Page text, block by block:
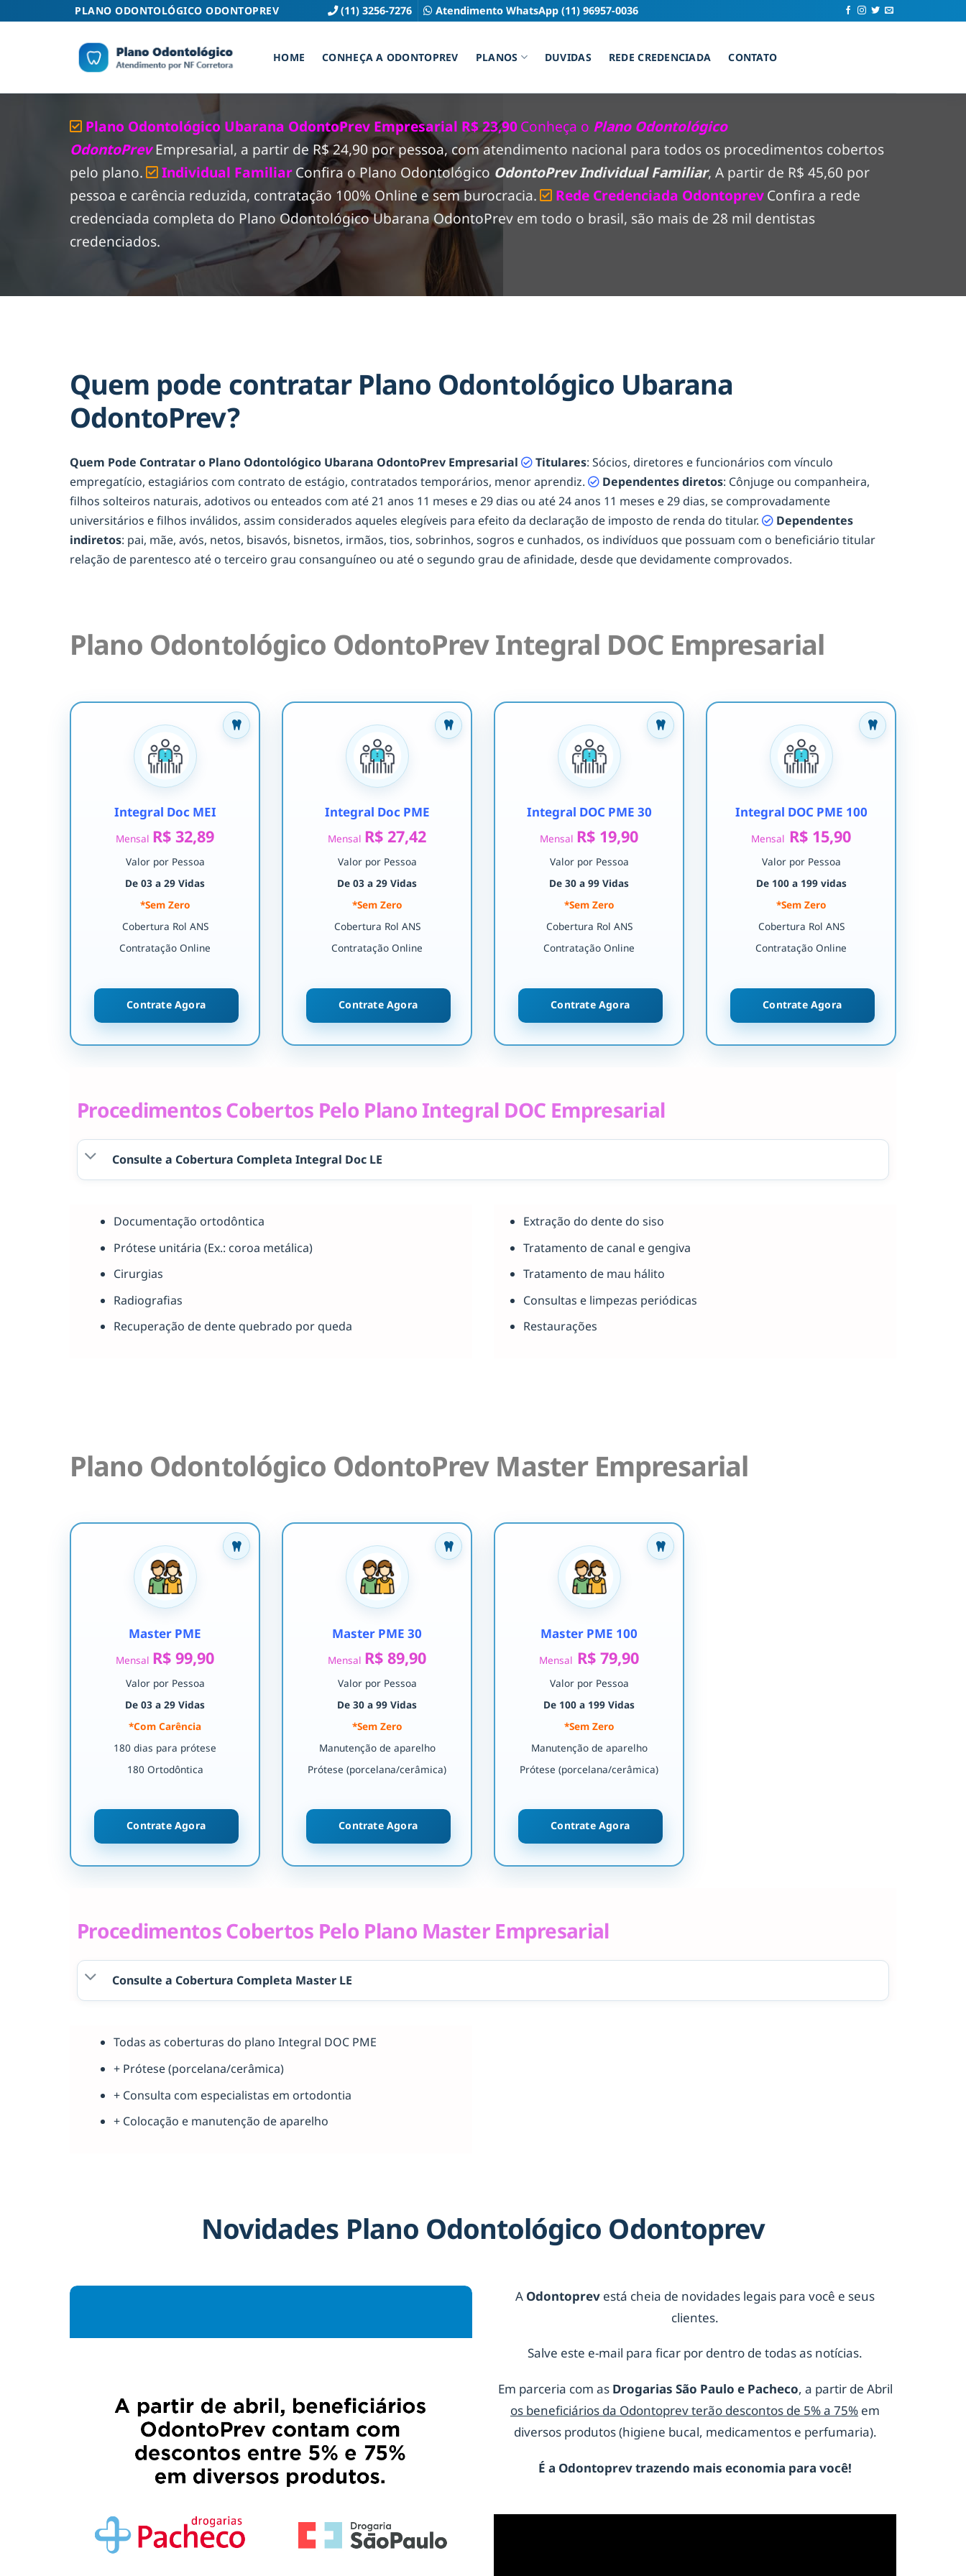
PLANO ODONTOLÓGICO ODONTOPREV (11) 3256-7276 Atendimento WhatsApp (11) 96957-0036
HOME CONHEÇA A ODONTOPREV PLANOS DUVIDAS REDE CREDENCIADA CONTATO
Plano Odontológico Ubarana OdontoPrev Empresarial R$ 23,90Conheça o Plano Odontológico
OdontoPrev Empresarial, a partir de R$ 24,90 por pessoa, com atendimento nacional para todos os procedimentos cobertos
pelo plano.
Individual FamiliarConfira o Plano Odontológico OdontoPrev Individual Familiar, A partir de R$ 45,60 por
pessoa e carência reduzida, contratação 100% Online e sem burocracia.
Rede Credenciada OdontoprevConfira a rede
credenciada completa do Plano Odontológico Ubarana OdontoPrev em todo o brasil, são mais de 28 mil dentistas
credenciados.
Quem pode contratar Plano Odontológico Ubarana
OdontoPrev?
Quem Pode Contratar o Plano Odontológico Ubarana OdontoPrev Empresarial Titulares: Sócios, diretores e funcionários com vínculo
empregatício, estagiários com contrato de estágio, contratados temporários, menor aprendiz.
Dependentes diretos: Cônjuge ou companheira,
filhos solteiros naturais, adotivos ou enteados com até 21 anos 11 meses e 29 dias ou até 24 anos 11 meses e 29 dias, se comprovadamente
universitários e filhos inválidos, assim considerados aqueles elegíveis para efeito da declaração de imposto de renda do titular.
Dependentes
indiretos: pai, mãe, avós, netos, bisavós, bisnetos, irmãos, tios, sobrinhos, sogros e cunhados, os indivíduos que possuam com o beneficiário titular
relação de parentesco até o terceiro grau consanguíneo ou até o segundo grau de afinidade, desde que devidamente comprovados.
Plano Odontológico OdontoPrev Integral DOC Empresarial
Integral Doc MEI
Mensal R$ 32,89
Valor por Pessoa
De 03 a 29 Vidas
*Sem Zero
Cobertura Rol ANS
Contratação Online
Contrate Agora
Integral Doc PME
Mensal R$ 27,42
Valor por Pessoa
De 03 a 29 Vidas
*Sem Zero
Cobertura Rol ANS
Contratação Online
Contrate Agora
Integral DOC PME 30
Mensal R$ 19,90
Valor por Pessoa
De 30 a 99 Vidas
*Sem Zero
Cobertura Rol ANS
Contratação Online
Contrate Agora
Integral DOC PME 100
Mensal R$ 15,90
Valor por Pessoa
De 100 a 199 vidas
*Sem Zero
Cobertura Rol ANS
Contratação Online
Contrate Agora
Procedimentos Cobertos Pelo Plano Integral DOC Empresarial
Consulte a Cobertura Completa Integral Doc LE
Documentação ortodôntica
Prótese unitária (Ex.: coroa metálica)
Cirurgias
Radiografias
Recuperação de dente quebrado por queda
Extração do dente do siso
Tratamento de canal e gengiva
Tratamento de mau hálito
Consultas e limpezas periódicas
Restaurações
Plano Odontológico OdontoPrev Master Empresarial
Master PME
Mensal R$ 99,90
Valor por Pessoa
De 03 a 29 Vidas
*Com Carência
180 dias para prótese
180 Ortodôntica
Contrate Agora
Master PME 30
Mensal R$ 89,90
Valor por Pessoa
De 30 a 99 Vidas
*Sem Zero
Manutenção de aparelho
Prótese (porcelana/cerâmica)
Contrate Agora
Master PME 100
Mensal R$ 79,90
Valor por Pessoa
De 100 a 199 Vidas
*Sem Zero
Manutenção de aparelho
Prótese (porcelana/cerâmica)
Contrate Agora
Procedimentos Cobertos Pelo Plano Master Empresarial
Consulte a Cobertura Completa Master LE
Todas as coberturas do plano Integral DOC PME
+ Prótese (porcelana/cerâmica)
+ Consulta com especialistas em ortodontia
+ Colocação e manutenção de aparelho
Novidades Plano Odontológico Odontoprev
A Odontoprev está cheia de novidades legais para você e seus
clientes.
Salve este e-mail para ficar por dentro de todas as notícias.
Em parceria com as Drogarias São Paulo e Pacheco, a partir de Abril
os beneficiários da Odontoprev terão descontos de 5% a 75% em
diversos produtos (higiene bucal, medicamentos e perfumaria).
É a Odontoprevtrazendo mais economia para você!